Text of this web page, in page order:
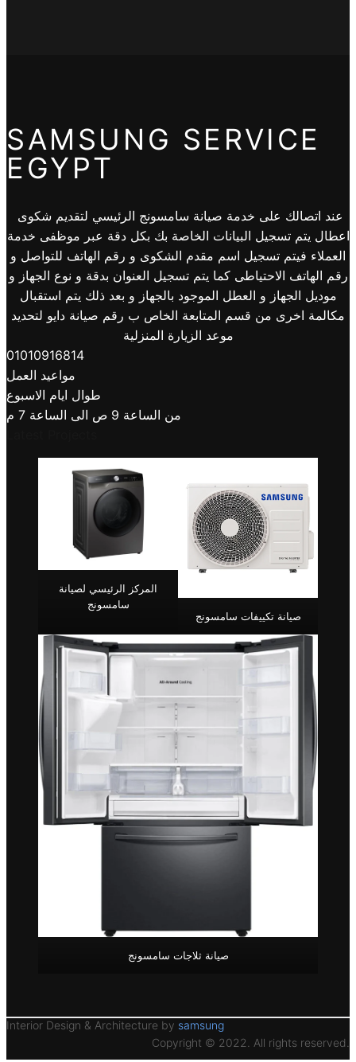
SAMSUNG SERVICE
EGYPT
اعطال يتم تسجيل البيانات الخاصة بك بكل دقة عبر موظفى خدمة
العملاء فيتم تسجيل اسم مقدم الشكوى و رقم الهاتف للتواصل و
رقم الهاتف الاحتياطى كما يتم تسجيل العنوان بدقة و نوع الجهاز و
موديل الجهاز و العطل الموجود بالجهاز و بعد ذلك يتم استقبال
مكالمة اخرى من قسم المتابعة الخاص ب رقم صيانة دايو لتحديد
موعد الزيارة المنزلية
01010916814
مواعيد العمل
طوال ايام الاسبوع
من الساعة 9 ص الى الساعة 7 م
المركز الرئيسي لصيانة
سامسونج
صيانة تكييفات سامسونج
صيانة ثلاجات سامسونج
Interior Design & Architecture by samsung
Copyright © 2022. All rights reserved.